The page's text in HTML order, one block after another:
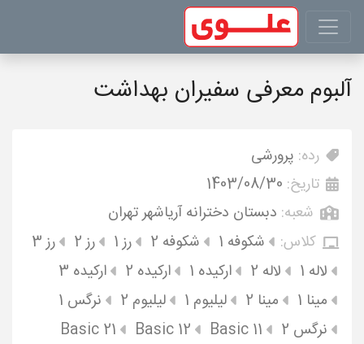
آلبوم معرفی سفیران بهداشت
رده: پرورشی
تاریخ: 1403/08/30
شعبه: دبستان دخترانه آریاشهر تهران
کلاس:
شکوفه 1 شکوفه 2 رز 1 رز 2
رز 3
لاله 1
لاله 2 ارکیده 1 ارکیده 2
ارکیده 3
مینا 1
مینا 2 لیلیوم 1 لیلیوم 2
نرگس 1
نرگس 2
Basic 11
Basic 12
Basic 21